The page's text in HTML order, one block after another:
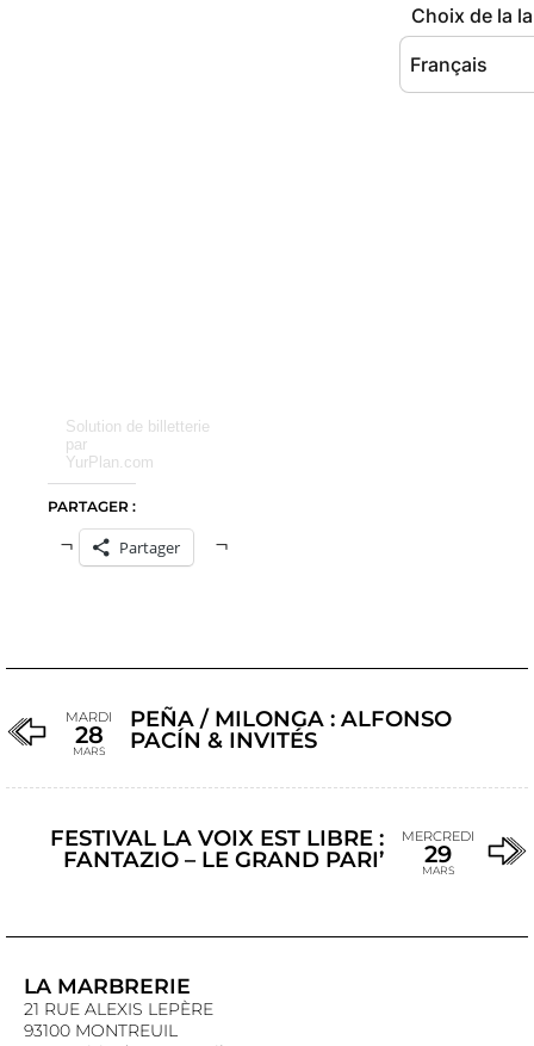
Solution de billetterie
par
YurPlan.com
PARTAGER :
Partager
MARDI
28
MARS
PEÑA / MILONGA : ALFONSO
PACÍN & INVITÉS
FESTIVAL LA VOIX EST LIBRE :
FANTAZIO – LE GRAND PARI’
MERCREDI
29
MARS
LA MARBRERIE
21 RUE ALEXIS LEPÈRE
93100 MONTREUIL